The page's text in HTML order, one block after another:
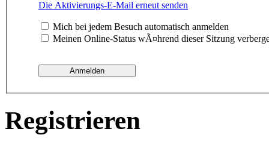
Die Aktivierungs-E-Mail erneut senden
Mich bei jedem Besuch automatisch anmelden
Meinen Online-Status wÃ¤hrend dieser Sitzung
Registrieren